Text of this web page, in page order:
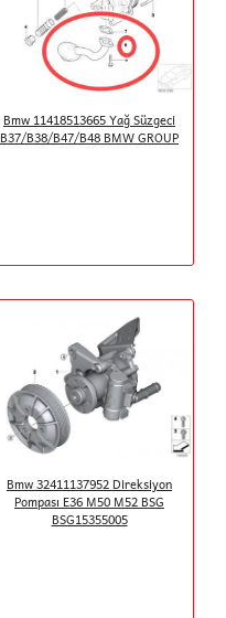
Bmw 11418513665 Yağ Süzgeci
B37/B38/B47/B48 BMW GROUP
Bmw 32411137952 Direksiyon
Pompası E36 M50 M52 BSG
BSG15355005